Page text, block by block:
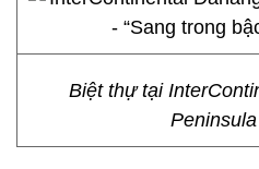
Biệt thự tại